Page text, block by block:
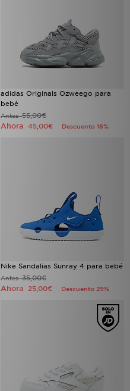
adidas Originals Ozweego para
bebé
Antes55,00€
Ahora 45,00€ Descuento 18%
Nike Sandalias Sunray 4 para bebé
Antes35,00€
Ahora 25,00€ Descuento 29%